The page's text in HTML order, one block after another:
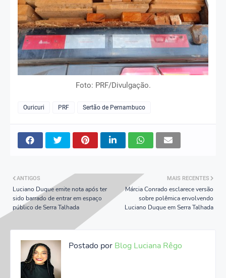
Foto: PRF/Divulgação.
Ouricuri PRF Sertão de Pernambuco
MAIS RECENTES
Márcia Conrado esclarece versão
sobre polêmica envolvendo
Luciano Duque em Serra Talhada
ANTIGOS
Luciano Duque emite nota após ter
sido barrado de entrar em espaço
público de Serra Talhada
Postado por Blog Luciana Rêgo